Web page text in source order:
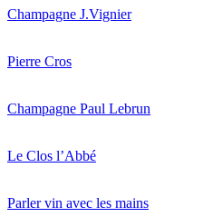
Champagne J.Vignier
Pierre Cros
Champagne Paul Lebrun
Le Clos l’Abbé
Parler vin avec les mains